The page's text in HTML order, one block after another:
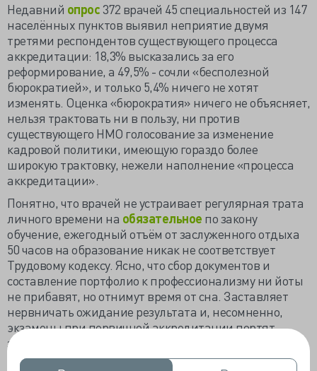
Недавний опрос 372 врачей 45 специальностей из 147
населённых пунктов выявил неприятие двумя
третями респондентов существующего процесса
аккредитации: 18,3% высказались за его
реформирование, а 49,5% - сочли «бесполезной
бюрократией», и только 5,4% ничего не хотят
изменять. Оценка «бюрократия» ничего не объясняет,
нельзя трактовать ни в пользу, ни против
существующего НМО голосование за изменение
кадровой политики, имеющую гораздо более
широкую трактовку, нежели наполнение «процесса
аккредитации».
Понятно, что врачей не устраивает регулярная трата
личного времени на обязательное по закону
обучение, ежегодный отъём от заслуженного отдыха
50 часов на образование никак не соответствует
Трудовому кодексу. Ясно, что сбор документов и
составление портфолио к профессионализму ни йоты
не прибавят, но отнимут время от сна. Заставляет
нервничать ожидание результата и, несомненно,
экзамены при первичной аккредитации портят
здоровье.
Понятна цель аккредитации – повышение уровня